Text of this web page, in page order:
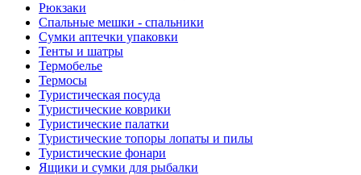
Рюкзаки
Спальные мешки - спальники
Сумки аптечки упаковки
Тенты и шатры
Термобелье
Термосы
Туристическая посуда
Туристические коврики
Туристические палатки
Туристические топоры лопаты и пилы
Туристические фонари
Ящики и сумки для рыбалки